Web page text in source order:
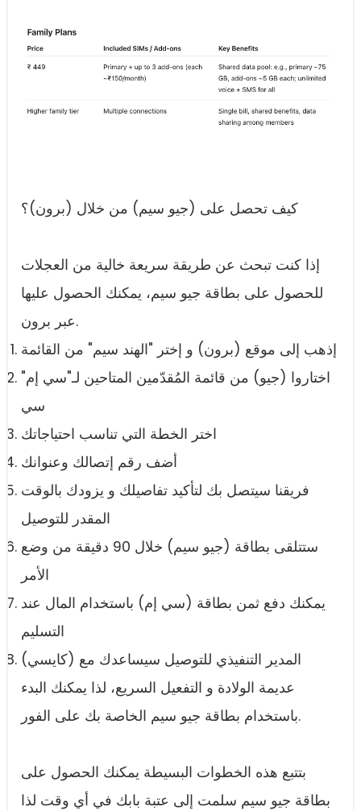
كيف تحصل على (جيو سيم) من خلال (برون)؟
إذا كنت تبحث عن طريقة سريعة خالية من العجلات
للحصول على بطاقة جيو سيم، يمكنك الحصول عليها
عبر برون.
إذهب إلى موقع (برون) و إختر "الهند سيم" من القائمة
"اختاروا (جيو) من قائمة المُقدّمين المتاحين لـ"سي إم
سي
اختر الخطة التي تناسب احتياجاتك
أضف رقم إتصالك وعنوانك
فريقنا سيتصل بك لتأكيد تفاصيلك و يزودك بالوقت
المقدر للتوصيل
ستتلقى بطاقة (جيو سيم) خلال 90 دقيقة من وضع
الأمر
يمكنك دفع ثمن بطاقة (سي إم) باستخدام المال عند
التسليم
المدير التنفيذي للتوصيل سيساعدك مع (كايسي)
عديمة الولادة و التفعيل السريع، لذا يمكنك البدء
باستخدام بطاقة جيو سيم الخاصة بك على الفور.
بتتبع هذه الخطوات البسيطة يمكنك الحصول على
بطاقة جيو سيم سلمت إلى عتبة بابك في أي وقت لذا